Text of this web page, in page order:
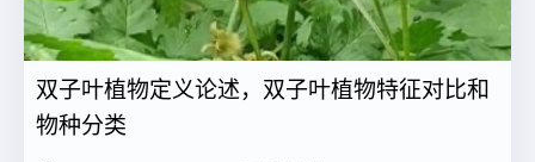
双子叶植物定义论述，双子叶植物特征对比和
物种分类